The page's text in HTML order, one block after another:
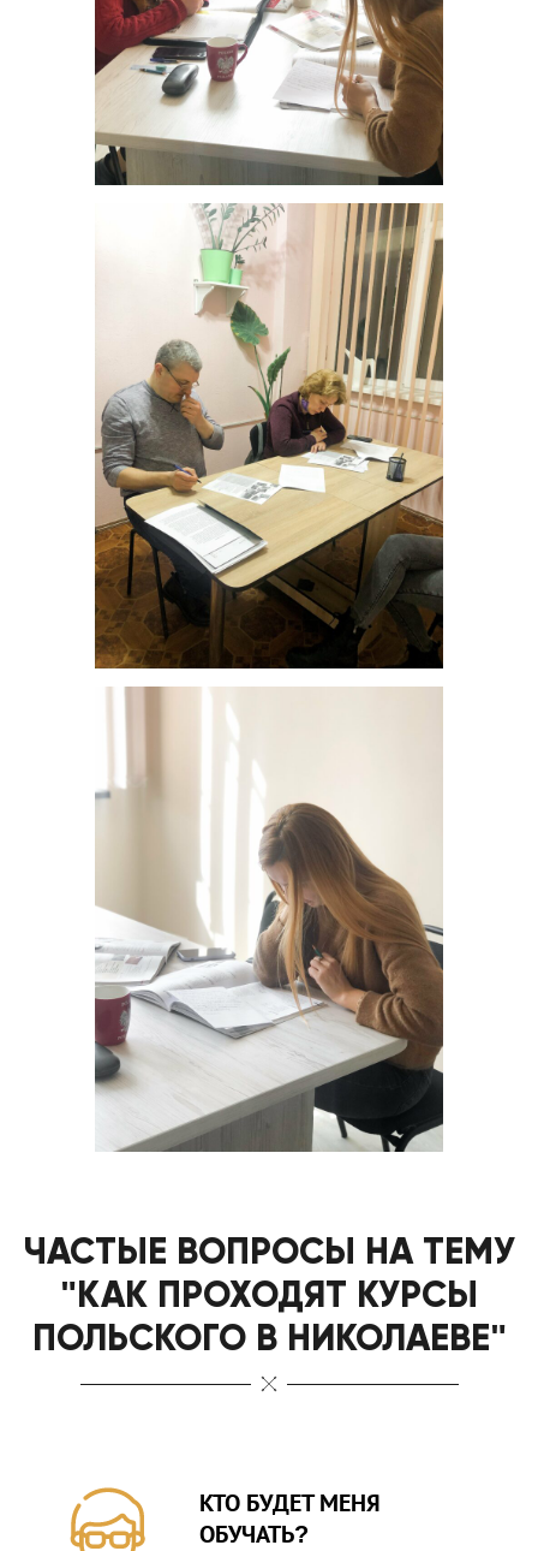
ЧАСТЫЕ ВОПРОСЫ НА ТЕМУ
"КАК ПРОХОДЯТ КУРСЫ
ПОЛЬСКОГО В НИКОЛАЕВЕ"
КТО БУДЕТ МЕНЯ
ОБУЧАТЬ?